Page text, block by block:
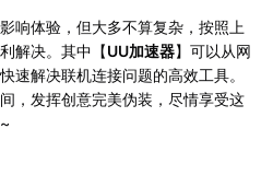
响体验，但大多不算复杂，按照上
解决。其中【UU加速器】可以从网
速解决联机连接问题的高效工具。
，发挥创意完美伪装，尽情享受这